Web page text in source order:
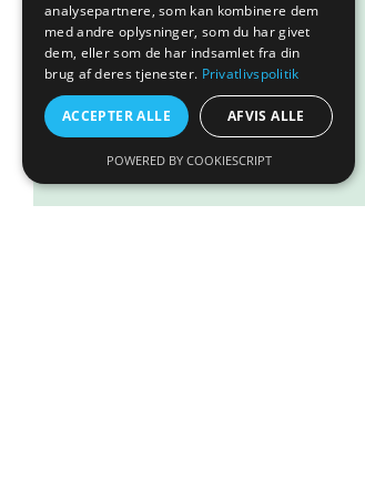
analysepartnere, som kan kombinere dem
med andre oplysninger, som du har givet
dem, eller som de har indsamlet fra din
brug af deres tjenester. Privatlivspolitik
ACCEPTER ALLE AFVIS ALLE
POWERED BY COOKIESCRIPT